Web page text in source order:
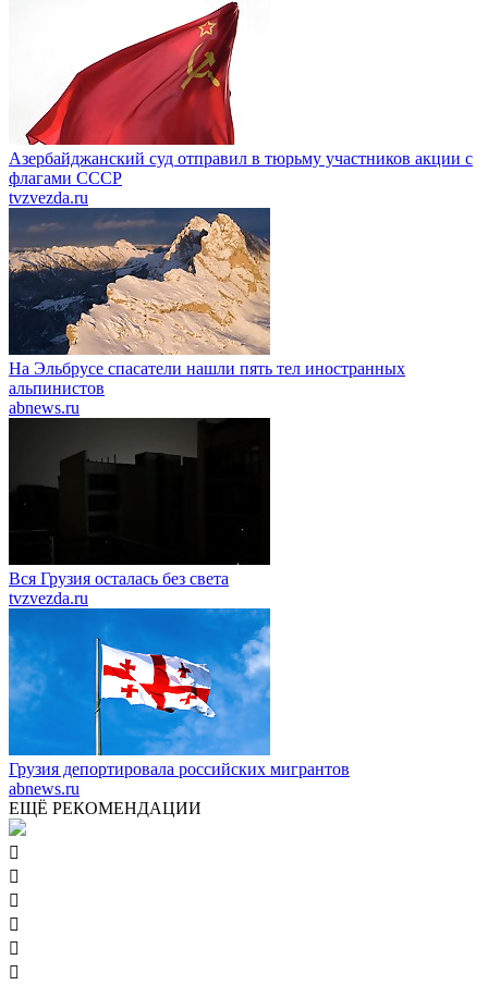
Азербайджанский суд отправил в тюрьму участников акции с
флагами СССР
tvzvezda.ru
На Эльбрусе спасатели нашли пять тел иностранных
альпинистов
abnews.ru
Вся Грузия осталась без света
tvzvezda.ru
Грузия депортировала российских мигрантов
abnews.ru
ЕЩЁ РЕКОМЕНДАЦИИ





